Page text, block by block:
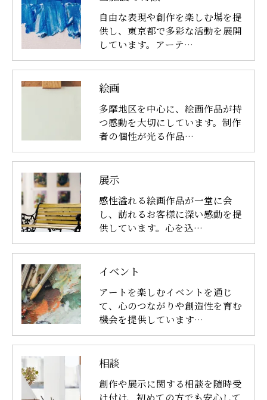
自由な表現や創作を楽しむ場を提
供し、東京都で多彩な活動を展開
しています。アーテ…
絵画
多摩地区を中心に、絵画作品が持
つ感動を大切にしています。制作
者の個性が光る作品…
展示
感性溢れる絵画作品が一堂に会
し、訪れるお客様に深い感動を提
供しています。心を込…
イベント
アートを楽しむイベントを通じ
て、心のつながりや創造性を育む
機会を提供しています…
相談
創作や展示に関する相談を随時受
け付け、初めての方でも安心して